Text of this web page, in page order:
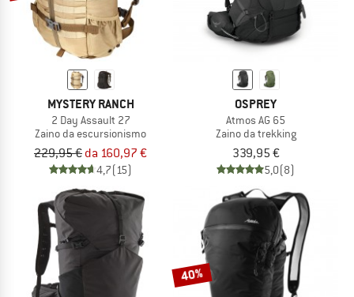
MYSTERY RANCH
2 Day Assault 27
Zaino da escursionismo
229,95 € da 160,97 €
4,7(15)
OSPREY
Atmos AG 65
Zaino da trekking
339,95 €
5,0(8)
40%